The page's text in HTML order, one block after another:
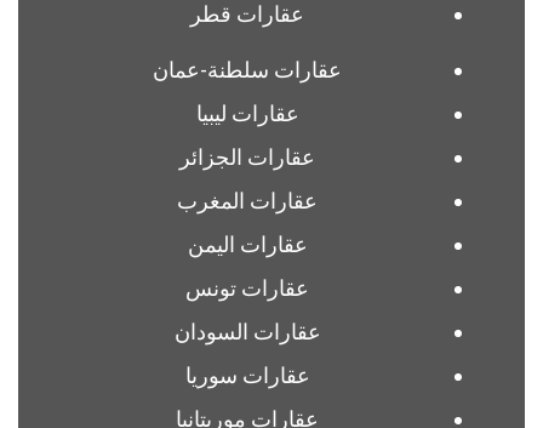
عقارات قطر
عقارات سلطنة-عمان
عقارات ليبيا
عقارات الجزائر
عقارات المغرب
عقارات اليمن
عقارات تونس
عقارات السودان
عقارات سوريا
عقارات موريتانيا